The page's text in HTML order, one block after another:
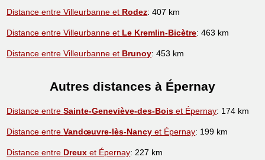
Distance entre Villeurbanne et Rodez: 407 km
Distance entre Villeurbanne et Le Kremlin-Bicètre: 463 km
Distance entre Villeurbanne et Brunoy: 453 km
Autres distances à Épernay
Distance entreSainte-Geneviève-des-Bois et Épernay: 174 km
Distance entreVandœuvre-lès-Nancy et Épernay: 199 km
Distance entre Dreux et Épernay: 227 km